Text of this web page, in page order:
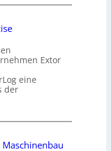
Extor
eine
der